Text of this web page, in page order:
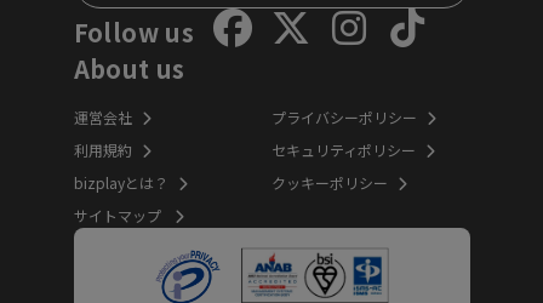
Follow us
About us
運営会社
利用規約
bizplayとは？
サイトマップ
プライバシーポリシー
セキュリティポリシー
クッキーポリシー